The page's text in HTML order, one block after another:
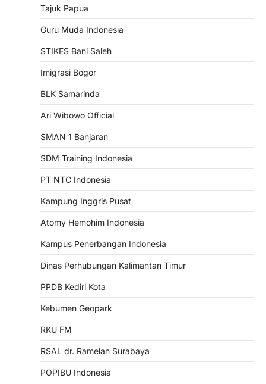
Tajuk Papua
Guru Muda Indonesia
STIKES Bani Saleh
Imigrasi Bogor
BLK Samarinda
Ari Wibowo Official
SMAN 1 Banjaran
SDM Training Indonesia
PT NTC Indonesia
Kampung Inggris Pusat
Atomy Hemohim Indonesia
Kampus Penerbangan Indonesia
Dinas Perhubungan Kalimantan Timur
PPDB Kediri Kota
Kebumen Geopark
RKU FM
RSAL dr. Ramelan Surabaya
POPIBU Indonesia